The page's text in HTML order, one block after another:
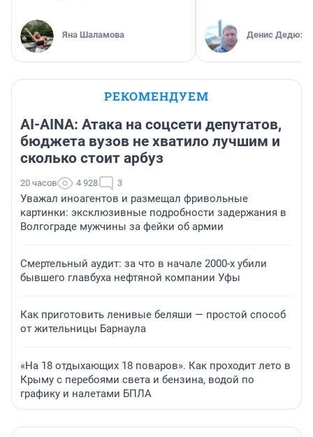
Яна Шаламова Денис
РЕКОМЕНДУЕМ
AI-AINA: Атака на соцсети депутатов,
бюджета вузов не хватило лучшим и
сколько стоит арбуз
20 часов 4 928 3
Уважал иноагентов и размещал фривольные
картинки: эксклюзивные подробности задержания в
Волгограде мужчины за фейки об армии
Смертельный аудит: за что в начале 2000-х убили
бывшего главбуха нефтяной компании Уфы
Как приготовить ленивые беляши — простой способ
от жительницы Барнаула
«На 18 отдыхающих 18 поваров». Как проходит лето в
Крыму с перебоями света и бензина, водой по
графику и налетами БПЛА